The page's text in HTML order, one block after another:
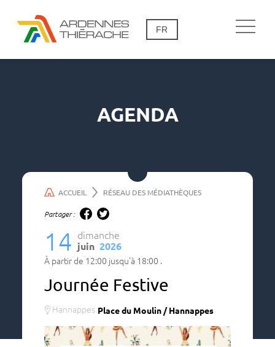
FR
AGENDA
ACCUEIL RÉSEAU DES MÉDIATHÈQUES
Partager :
Journée Festive
Hannappes Place du Moulin / Hannappes
dimanche
14 juin 2026
à partir de 12:00 jusqu'à 18:00 .